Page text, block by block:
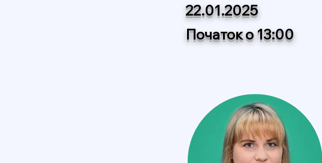
22.01.2025
Початок о 13:00